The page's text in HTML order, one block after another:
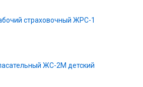
страховочный ЖРС-1
ЖС-2М детский